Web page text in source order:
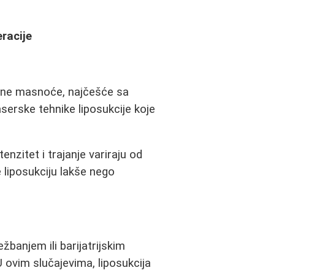
masnoće, najčešće sa
tehnike liposukcije koje
i trajanje variraju od
lakše nego
ili barijatrijskim
slučajevima, liposukcija